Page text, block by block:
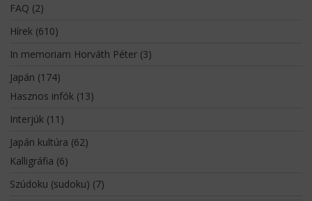
FAQ (2)
Hírek(610)
In memoriam Horváth Péter(3)
Japán (174)
Hasznos infók(13)
Interjúk(11)
Japán kultúra (62)
Kalligráfia (6)
Szúdoku (sudoku) (7)